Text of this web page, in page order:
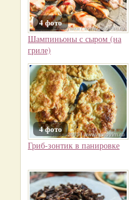
4 фото
Шампиньоны с сыром (на
гриле)
4 фото
Гриб-зонтик в панировке